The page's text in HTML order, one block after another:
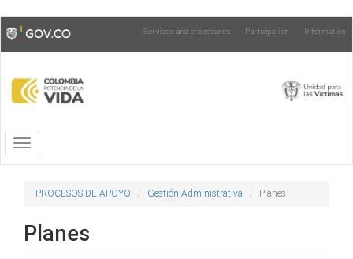
Skip
to
main
Toggle
high
contrast
Services and procedures Participation Information
Toggle
navigation
PROCESOS DE APOYO Gestión Administrativa Planes
Planes